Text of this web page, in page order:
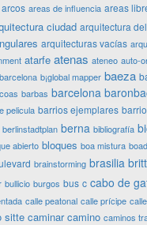
arcos areas de influencia areas
ciudad arquitectura
arquitecturas vacías
atarfe atenas ateneo auto-
b¡global mapper baeza
barbas barcelona
pelicula barrios ejemplares
berlinstadtplan berna bibliografía
abierto bloques boa mistura
brainstorming brasilia
bullicio burgos bus c cabo de
calle peatonal calle prícipe
sitte caminar camino caminos